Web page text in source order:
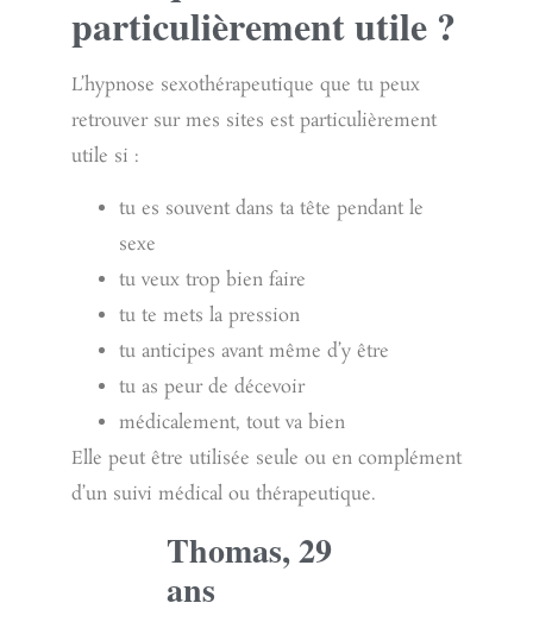
particulièrement utile ?
L’hypnose sexothérapeutique que tu peux
retrouver sur mes sites est particulièrement
utile si :
tu es souvent dans ta tête pendant le
sexe
tu veux trop bien faire
tu te mets la pression
tu anticipes avant même d’y être
tu as peur de décevoir
médicalement, tout va bien
Elle peut être utilisée seule ou en complément
d’un suivi médical ou thérapeutique.
Thomas, 29
ans